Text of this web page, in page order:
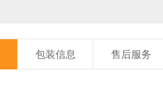
包装信息 售后服务